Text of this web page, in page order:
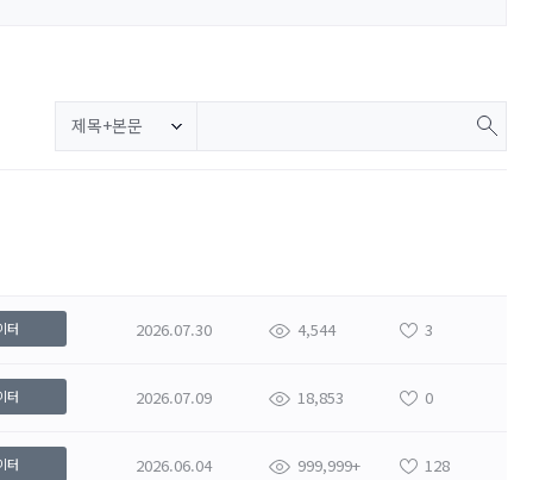
제목+본문
터 2026.07.30 4,544 3
터 2026.07.09 18,853 0
터 2026.06.04 999,999+ 128